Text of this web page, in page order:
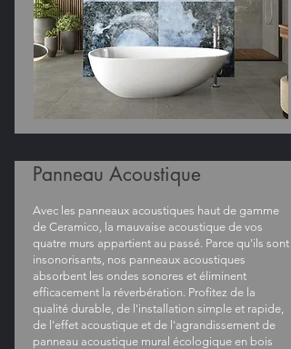
Panneau Acoustique
Avec les panneaux acoustiques haut de gamme
de Ceramico, la mauvaise acoustique de vos
quatre murs appartient au passé. Parce qu'ils sont
insonorisants, nos panneaux acoustiques
absorbent les ondes sonores et éliminent
efficacement la réverbération. Profitez de la
qualité durable, de l'installation simple et rapide,
de l'effet acoustique et de l'agrandissement de
panneau acoustique mural écologique en bois